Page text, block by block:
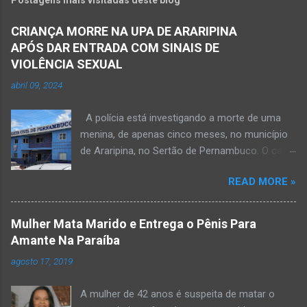
CRIANÇA MORRE NA UPA DE ARARIPINA
APÓS DAR ENTRADA COM SINAIS DE
VIOLÊNCIA SEXUAL
abril 09, 2024
A polícia está investigando a morte de uma
menina, de apenas cinco meses, no município
de Araripina, no Sertão de Pernambuco. O caso
morte a esclarecer”. A PM diz que, na segunda-
feira (8), foi acionada para verificar uma
possível ocorrência de estupro de vulnerável,
na UPA da cidade, mas ao chegar ao local a
vítima estava com um quadro de desidratação
READ MORE »
Mulher Mata Marido e Entrega o Pênis Para
Amante Na Paraíba
agosto 17, 2019
A mulher de 42 anos é suspeita de matar o